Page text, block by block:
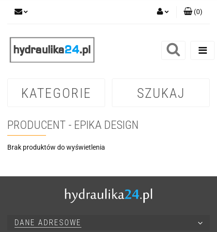
Zarejestruj się
(0)
KATEGORIE SZUKAJ
PRODUCENT - EPIKA DESIGN
Brak produktów do wyświetlenia
DANE ADRESOWE